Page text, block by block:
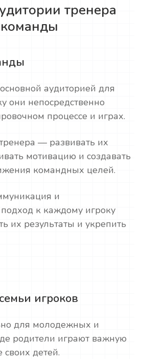
тренера
аудиторией для
они непосредственно
процессе и играх.
— развивать их
мотивацию и создавать
командных целей.
и
к каждому игроку
их результаты и укрепить
игроков
для молодежных и
родители играют важную
детей.